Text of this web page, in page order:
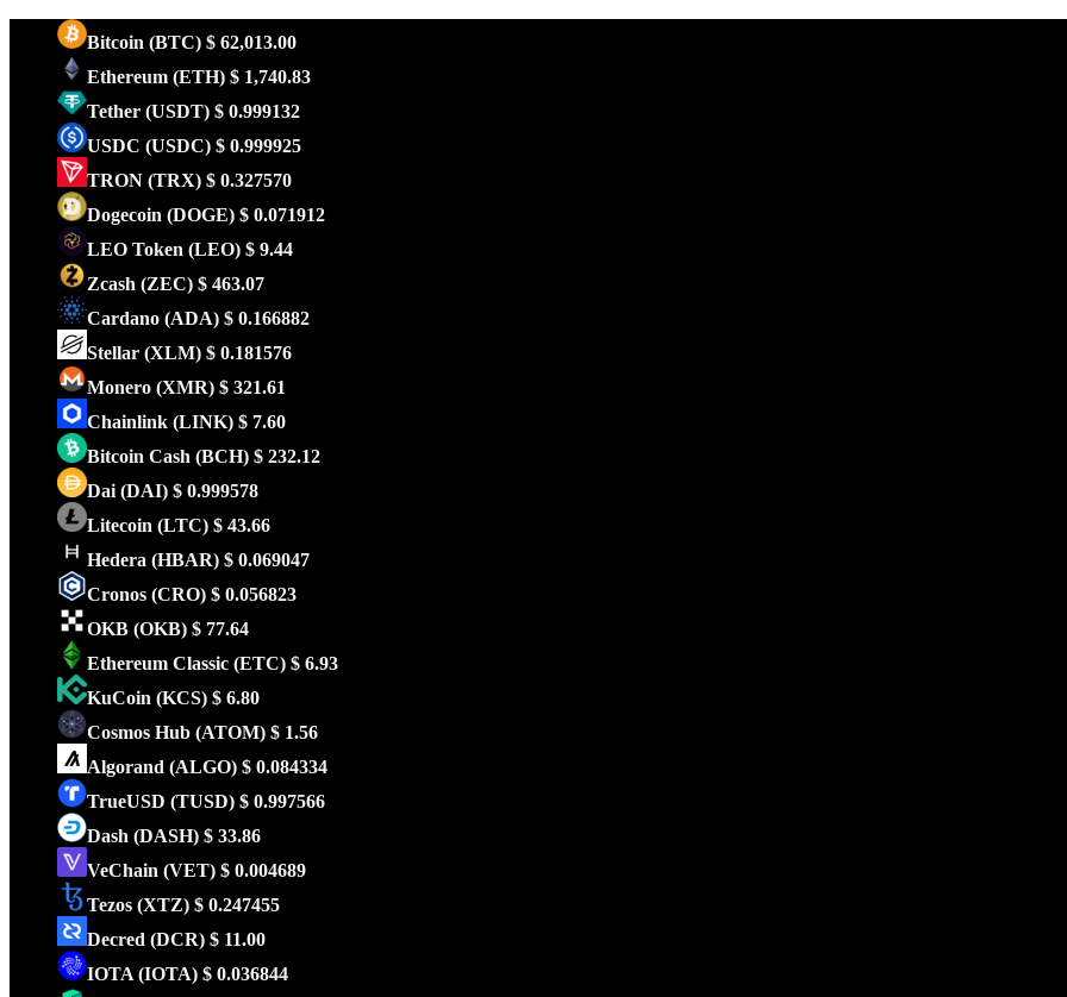
Bitcoin (BTC) $ 62,013.00
Ethereum (ETH) $ 1,740.83
Tether (USDT) $ 0.999132
USDC (USDC) $ 0.999925
TRON (TRX) $ 0.327570
Dogecoin (DOGE) $ 0.071912
LEO Token (LEO) $ 9.44
Zcash (ZEC) $ 463.07
Cardano (ADA) $ 0.166882
Stellar (XLM) $ 0.181576
Monero (XMR) $ 321.61
Chainlink (LINK) $ 7.60
Bitcoin Cash (BCH) $ 232.12
Dai (DAI) $ 0.999578
Litecoin (LTC) $ 43.66
Hedera (HBAR) $ 0.069047
Cronos (CRO) $ 0.056823
OKB (OKB) $ 77.64
Ethereum Classic (ETC) $ 6.93
KuCoin (KCS) $ 6.80
Cosmos Hub (ATOM) $ 1.56
Algorand (ALGO) $ 0.084334
TrueUSD (TUSD) $ 0.997566
Dash (DASH) $ 33.86
VeChain (VET) $ 0.004689
Tezos (XTZ) $ 0.247455
Decred (DCR) $ 11.00
IOTA (IOTA) $ 0.036844